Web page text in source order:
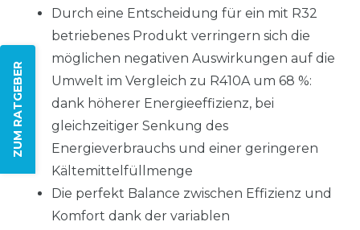
ZUM RATGEBER
Durch eine Entscheidung für ein mit R32
betriebenes Produkt verringern sich die
möglichen negativen Auswirkungen auf die
Umwelt im Vergleich zu R410A um 68 %:
dank höherer Energieeffizienz, bei
gleichzeitiger Senkung des
Energieverbrauchs und einer geringeren
Kältemittelfüllmenge
Die perfekt Balance zwischen Effizienz und
Komfort dank der variablen